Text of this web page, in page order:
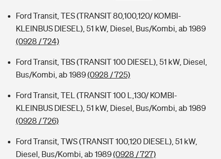
Ford Transit, TES (TRANSIT 80,100,120/ KOMBI-
KLEINBUS DIESEL), 51 kW, Diesel, Bus/Kombi, ab 1989
(0928 / 724)
Ford Transit, TBS (TRANSIT 100 DIESEL), 51 kW, Diesel,
Bus/Kombi, ab 1989(0928 / 725)
Ford Transit, TEL (TRANSIT 100 L,130/ KOMBI-
KLEINBUS DIESEL), 51 kW, Diesel, Bus/Kombi, ab 1989
(0928 / 726)
Ford Transit, TWS (TRANSIT 100,120 DIESEL), 51 kW,
Diesel, Bus/Kombi, ab 1989(0928 / 727)